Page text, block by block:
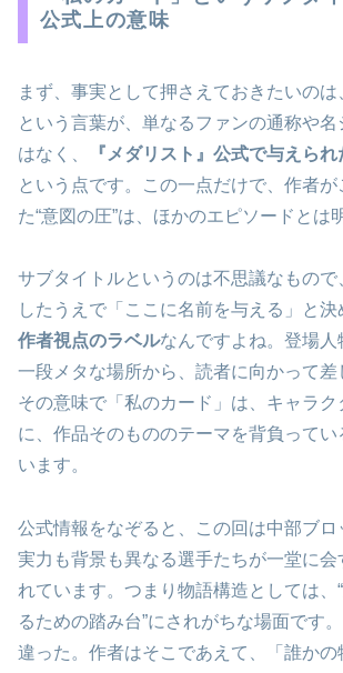
公式上の意味
まず、事実として押さえておきたいのは
という言葉が、単なるファンの通称や
はなく、
『メダリスト』公式で与えら
という点です。この一点だけで、作者が
た“意図の圧”は、ほかのエピソードとは
サブタイトルというのは不思議なもの
したうえで「ここに名前を与える」と
作者視点のラベルなんですよね。登場人
一段メタな場所から、読者に向かって差
その意味で「私のカード」は、キャラ
に、作品そのもののテーマを背負ってい
います。
公式情報をなぞると、この回は中部ブロ
実力も背景も異なる選手たちが一堂に会
れています。つまり物語構造としては、
るための踏み台”にされがちな場面です
違った。作者はそこであえて、「誰かの